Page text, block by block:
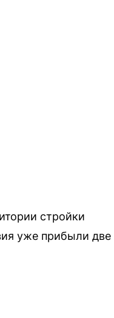
стройки
уже прибыли две